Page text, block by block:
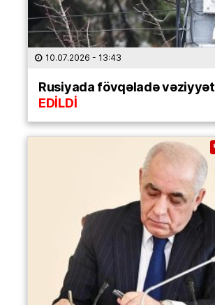
10.07.2026 - 13:43
Rusiyada fövqəladə vəziyyət
EDİLDİ